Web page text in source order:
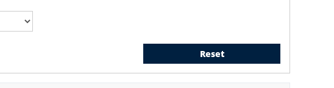
Reset